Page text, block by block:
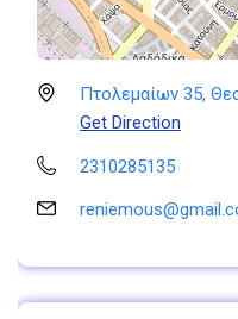
Πτολεμαίων 35,
Get Direction
2310285135